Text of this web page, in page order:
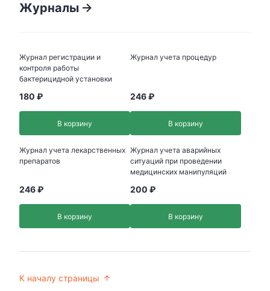
Журналы
Журнал регистрации и
контроля работы
бактерицидной установки
180 ₽
В корзину
Журнал учета процедур
246 ₽
В корзину
Журнал учета лекарственных
препаратов
246 ₽
В корзину
Журнал учета аварийных
ситуаций при проведении
медицинских манипуляций
200 ₽
В корзину
К началу страницы